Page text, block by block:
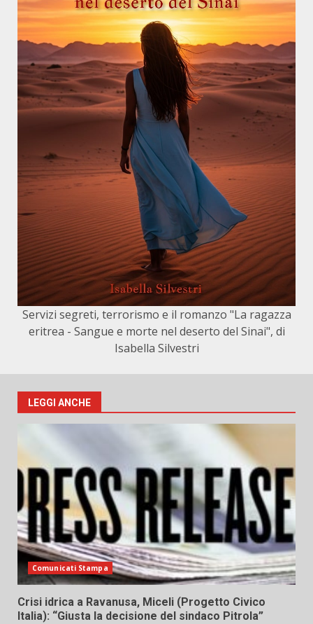
Servizi segreti, terrorismo e il romanzo "La ragazza
eritrea - Sangue e morte nel deserto del Sinai", di
Isabella Silvestri
LEGGI ANCHE
Comunicati Stampa
Crisi idrica a Ravanusa, Miceli (Progetto Civico
Italia): “Giusta la decisione del sindaco Pitrola”